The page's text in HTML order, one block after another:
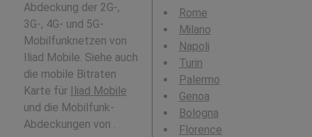
Abdeckung der 2G-,
3G-, 4G- und 5G-
Mobilfunknetzen von
Iliad Mobile. Siehe auch
die mobile Bitraten
Karte für Iliad Mobile
und die Mobilfunk-
Abdeckungen von .
Rome
Milano
Napoli
Turin
Palermo
Genoa
Bologna
Florence